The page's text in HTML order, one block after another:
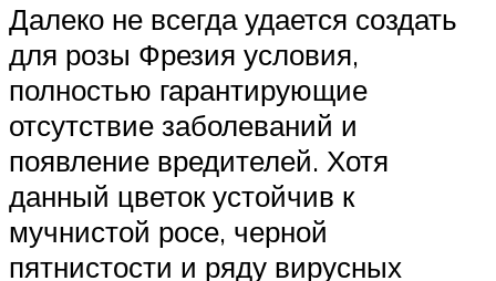
Далеко не всегда удается создать
для розы Фрезия условия,
полностью гарантирующие
отсутствие заболеваний и
появление вредителей. Хотя
данный цветок устойчив к
мучнистой росе, черной
пятнистости и ряду вирусных